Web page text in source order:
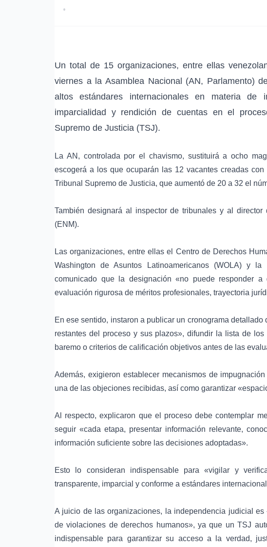
•
Un total de 15 organizaciones, entre ellas
viernes a la Asamblea Nacional (AN, Parlamento)
altos estándares internacionales en materia de
imparcialidad y rendición de cuentas en el
Supremo de Justicia (TSJ).
La AN, controlada por el chavismo, sustituirá a ocho
escogerá a los que ocuparán las 12 vacantes creadas
Tribunal Supremo de Justicia, que aumentó de 20 a 32 el
También designará al inspector de tribunales y al
(ENM).
Las organizaciones, entre ellas el Centro de Derechos
Washington de Asuntos Latinoamericanos (WOLA) y la
comunicado que la designación «no puede responder
evaluación rigurosa de méritos profesionales, trayectoria
En ese sentido, instaron a publicar un cronograma
restantes del proceso y sus plazos», difundir la lista de
baremo o criterios de calificación objetivos antes de las
Además, exigieron establecer mecanismos de
una de las objeciones recibidas, así como garantizar
Al respecto, explicaron que el proceso debe contemplar
seguir «cada etapa, presentar información relevante,
información suficiente sobre las decisiones adoptadas».
Esto lo consideran indispensable para «vigilar y
transparente, imparcial y conforme a estándares
A juicio de las organizaciones, la independencia judicial
deviolaciones de derechos humanos», ya que un TSJ
indispensable para garantizar su acceso a la verdad,